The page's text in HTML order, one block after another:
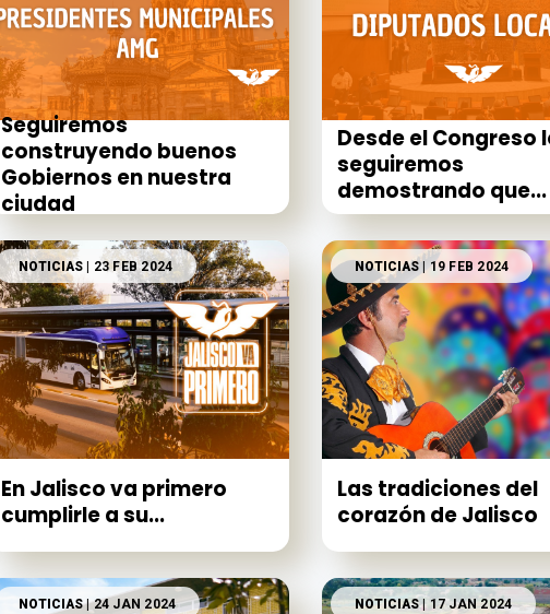
Seguiremos
construyendo buenos
Gobiernos en nuestra
ciudad
Desde el Congreso
seguiremos
demostrando que...
NOTICIAS | 23 FEB 2024
En Jalisco va primero
cumplirle a su...
NOTICIAS | 19 FEB 2024
Las tradiciones del
corazón de Jalisco
NOTICIAS| 24 JAN 2024 NOTICIAS| 17 JAN 2024